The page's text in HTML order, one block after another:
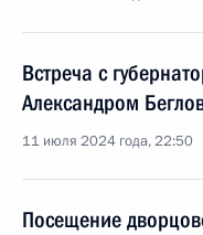
Встреча с
Александром
11 июля 2024 года, 22:50
Посещение